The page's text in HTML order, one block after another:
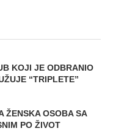
KOJI JE ODBRANIO
“TRIPLETE”
ŽENSKA OSOBA SA
PO ŽIVOT